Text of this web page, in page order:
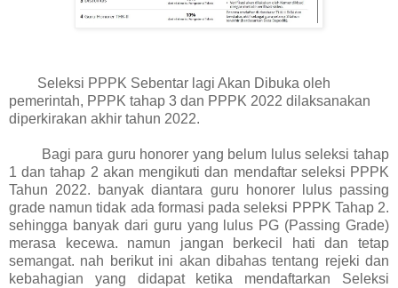
Seleksi PPPK Sebentar lagi Akan Dibuka oleh
pemerintah, PPPK tahap 3 dan PPPK 2022 dilaksanakan
diperkirakan akhir tahun 2022.
Bagi para guru honorer yang belum lulus seleksi tahap
1 dan tahap 2 akan mengikuti dan mendaftar seleksi PPPK
Tahun 2022. banyak diantara guru honorer lulus passing
grade namun tidak ada formasi pada seleksi PPPK Tahap 2.
sehingga banyak dari guru yang lulus PG (Passing Grade)
merasa kecewa. namun jangan berkecil hati dan tetap
semangat. nah berikut ini akan dibahas tentang rejeki dan
kebahagian yang didapat ketika mendaftarkan Seleksi